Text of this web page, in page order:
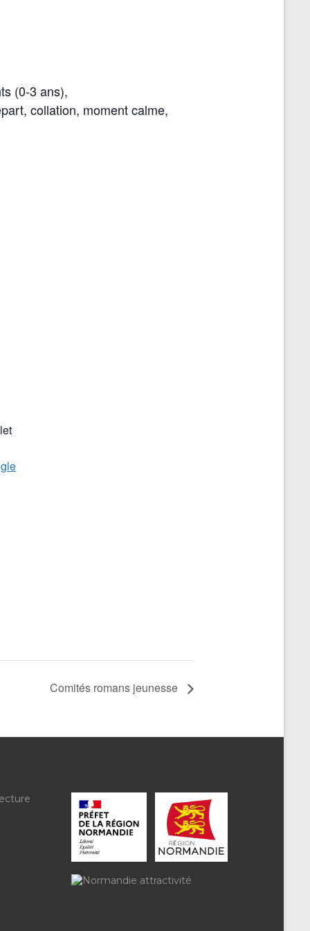
(0-3 ans),
collation, moment calme,
Comités romans jeunesse